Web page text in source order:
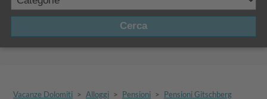
Cerca
Vacanze Dolomiti > Alloggi > Pensioni > Pensioni Gitschberg